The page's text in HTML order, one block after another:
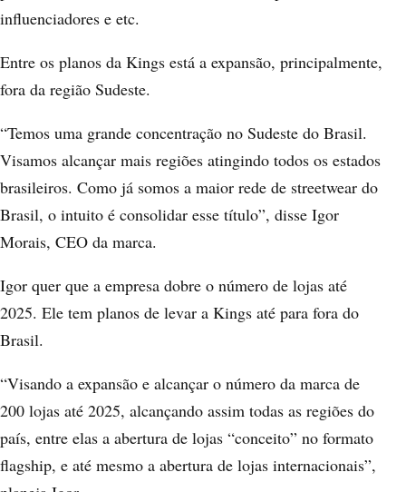
influenciadores e etc.
Entre os planos da Kings está a expansão, principalmente,
fora da região Sudeste.
“Temos uma grande concentração no Sudeste do Brasil.
Visamos alcançar mais regiões atingindo todos os estados
brasileiros. Como já somos a maior rede de streetwear do
Brasil, o intuito é consolidar esse título”, disse Igor
Morais, CEO da marca.
Igor quer que a empresa dobre o número de lojas até
2025. Ele tem planos de levar a Kings até para fora do
Brasil.
“Visando a expansão e alcançar o número da marca de
200 lojas até 2025, alcançando assim todas as regiões do
país, entre elas a abertura de lojas “conceito” no formato
flagship, e até mesmo a abertura de lojas internacionais”,